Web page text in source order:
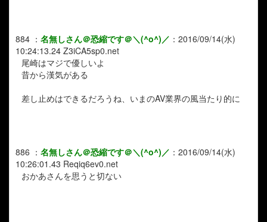
884 ： 名無しさん＠恐縮です＠＼(^o^)／ ： 2016/09/14(水)
10:24:13.24 Z3iCA5sp0.net
尾崎はマジで優しいよ
昔から漢気がある
差し止めはできるだろうね、いまのAV業界の風当たり的に
886 ： 名無しさん＠恐縮です＠＼(^o^)／ ： 2016/09/14(水)
10:26:01.43 Reqiq6ev0.net
おかあさんを思うと切ない